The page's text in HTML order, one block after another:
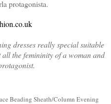
protagonista.
dresses really special suitable
the femininity of a woman and
Beading Sheath/Column Evening